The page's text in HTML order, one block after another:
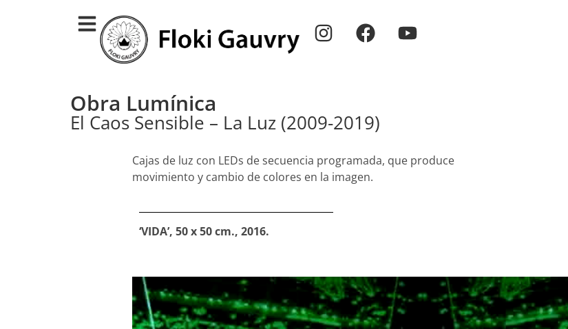
Obra Lumínica
El Caos Sensible – La Luz (2009-2019)
Cajas de luz con LEDs de secuencia programada, que produce
movimiento y cambio de colores en la imagen.
‘VIDA’, 50 x 50 cm., 2016.